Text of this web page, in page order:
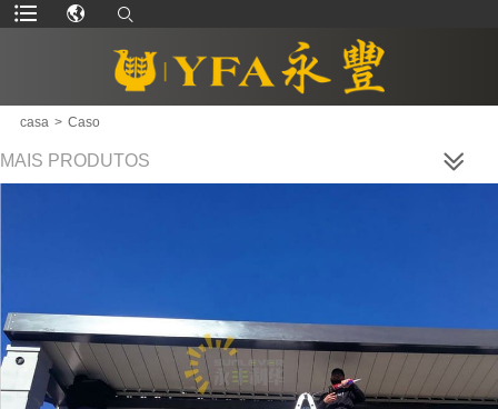
casa > Caso
MAIS PRODUTOS